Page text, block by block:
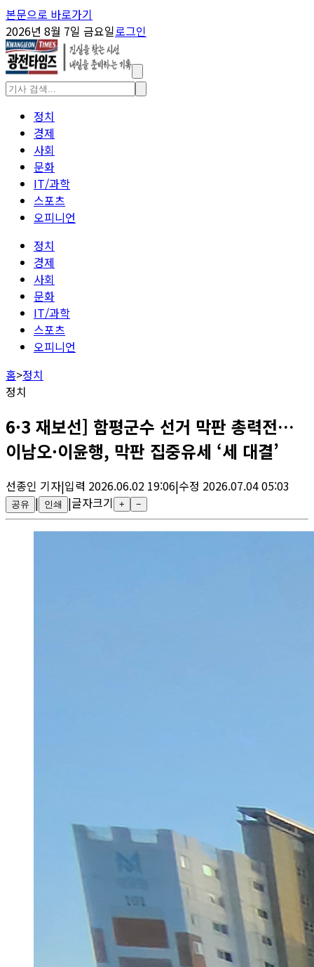
본문으로 바로가기
2026년 8월 7일 금요일로그인
정치
경제
사회
문화
IT/과학
스포츠
오피니언
정치
경제
사회
문화
IT/과학
스포츠
오피니언
홈>정치
정치
6·3 재보선] 함평군수 선거 막판 총력전…
이남오·이윤행, 막판 집중유세 ‘세 대결’
선종인 기자|입력 2026.06.02 19:06|수정 2026.07.04 05:03
공유 | 인쇄 |글자크기 + −